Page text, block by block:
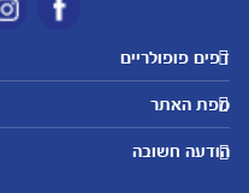
דפים פופולריים
מטרנה לשירותכם
היועצות שלנו
שאלות נפוצות
מפת האתר
אבני דרך
לקראת הריון
הודעה חשובה